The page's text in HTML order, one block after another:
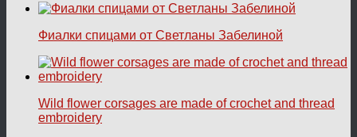
Фиалки спицами от Светланы Забелиной
Wild flower corsages are made of crochet and thread
embroidery